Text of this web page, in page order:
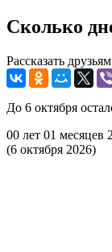
Сколько
Рассказать
До 6 октября
00 лет 01 месяцев
(6 октября 2026)